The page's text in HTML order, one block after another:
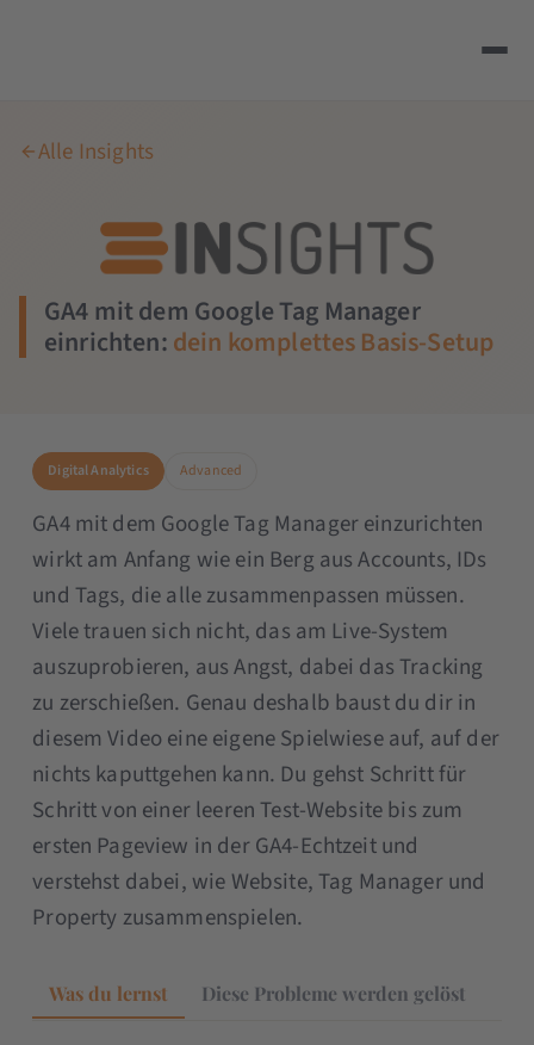
Alle Insights
GA4 mit dem Google Tag Manager
einrichten:dein komplettes Basis-Setup
Digital Analytics Advanced
GA4 mit dem Google Tag Manager einzurichten
wirkt am Anfang wie ein Berg aus Accounts, IDs
und Tags, die alle zusammenpassen müssen.
Viele trauen sich nicht, das am Live-System
auszuprobieren, aus Angst, dabei das Tracking
zu zerschießen. Genau deshalb baust du dir in
diesem Video eine eigene Spielwiese auf, auf der
nichts kaputtgehen kann. Du gehst Schritt für
Schritt von einer leeren Test-Website bis zum
ersten Pageview in der GA4-Echtzeit und
verstehst dabei, wie Website, Tag Manager und
Property zusammenspielen.
Was du lernst Diese Probleme werden gelöst